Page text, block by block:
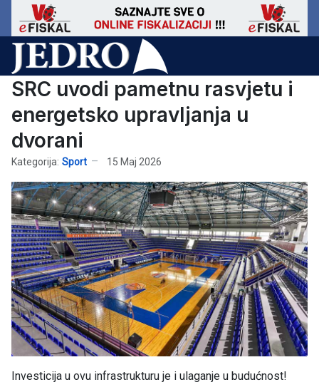
SRC uvodi pametnu rasvjetu i
energetsko upravljanja u
dvorani
Kategorija: Sport 15 Maj 2026
Investicija u ovu infrastrukturu je i ulaganje u budućnost!